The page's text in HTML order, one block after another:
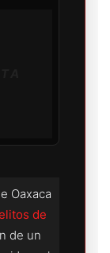
Oaxaca
de
de un